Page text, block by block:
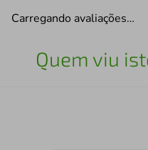
Carregando avaliações…
Quem viu